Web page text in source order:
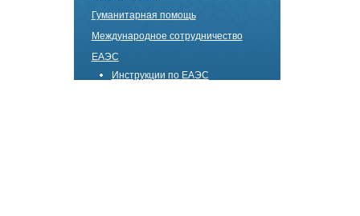
Гуманитарная помощь
Международное сотрудничество
ЕАЭС
Инструкции по ЕАЭС